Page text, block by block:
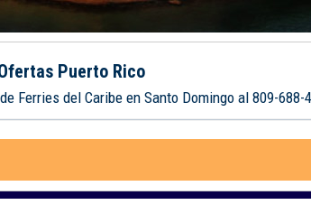
Puerto Rico
del Caribe en Santo Domingo al 809-688-